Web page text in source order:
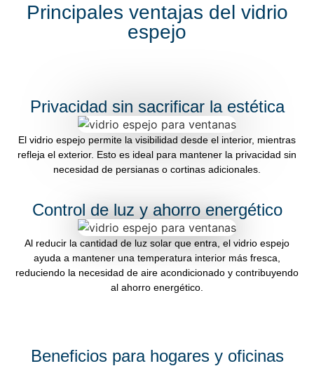
Principales ventajas del vidrio
espejo
Privacidad sin sacrificar la estética
El vidrio espejo permite la visibilidad desde el interior, mientras
refleja el exterior. Esto es ideal para mantener la privacidad sin
necesidad de persianas o cortinas adicionales.
Control de luz y ahorro energético
Al reducir la cantidad de luz solar que entra, el vidrio espejo
ayuda a mantener una temperatura interior más fresca,
reduciendo la necesidad de aire acondicionado y contribuyendo
al ahorro energético.
Beneficios para hogares y oficinas